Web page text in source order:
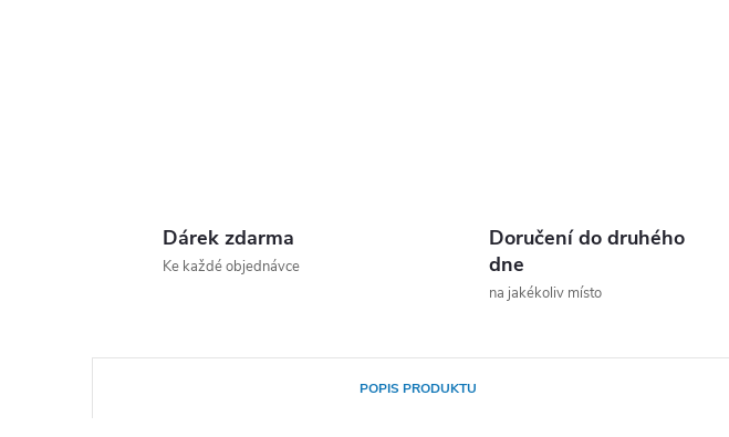
Dárek zdarma
Ke každé objednávce
Doručení do druhého
dne
na jakékoliv místo
POPIS PRODUKTU